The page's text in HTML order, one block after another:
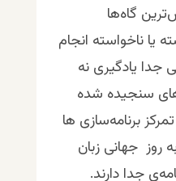
گاه‌ها
یا ناخواسته انجام
جدا یادگیری نه
های سنجیده‌ شده
برنامه‌سازی ها
روز جهانی زبان
جدا دارند.